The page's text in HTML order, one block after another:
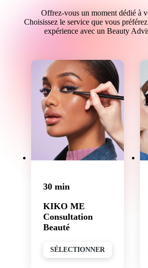
Offrez-vous un moment dédié à
Choisissez le service que vous
expérience avec un Beauty
30 min
KIKO ME
Consultation
Beauté
SÉLECTIONNER